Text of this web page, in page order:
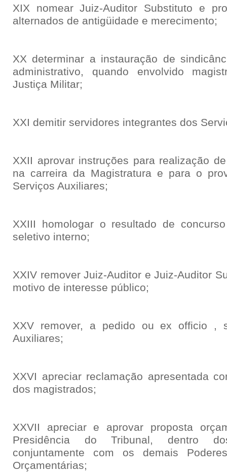
XIX nomear Juiz-Auditor Substituto e
alternados de antigüidade e merecimento;
XX determinar a instauração de
administrativo, quando envolvido
Justiça Militar;
XXI demitir servidores integrantes dos
XXII aprovar instruções para realização
na carreira da Magistratura e para o
Serviços Auxiliares;
XXIII homologar o resultado de
seletivo interno;
XXIV remover Juiz-Auditor e Juiz-Auditor
motivo de interesse público;
XXV remover, a pedido ou ex officio ,
Auxiliares;
XXVI apreciar reclamação apresentada
dos magistrados;
XXVII apreciar e aprovar proposta
Presidência do Tribunal, dentro
conjuntamente com os demais
Orçamentárias;